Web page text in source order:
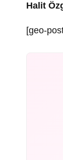
Halit
[geo-